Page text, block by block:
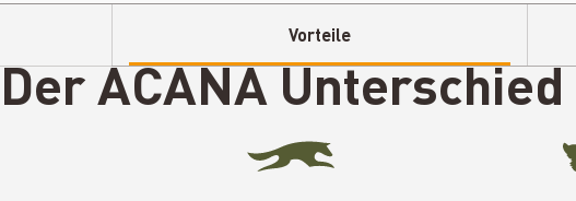
Vorteile
Der ACANAUnterschied